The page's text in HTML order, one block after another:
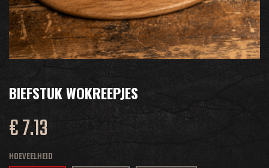
INLOGGEN
BIEFSTUK WOKREEPJES
€ 7.13
HOEVEELHEID